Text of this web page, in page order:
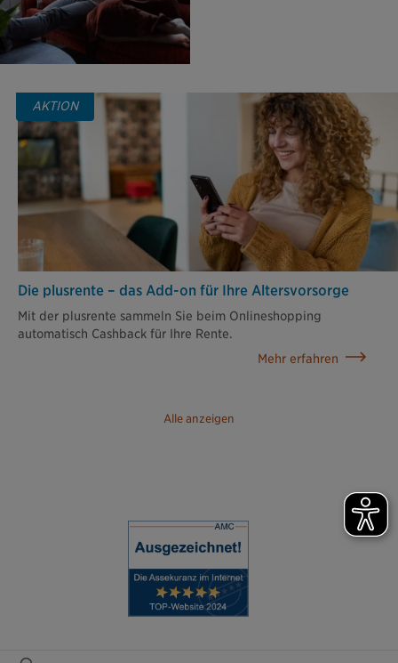
Alle anzeigen
AKTION
Die plusrente – das Add-on für Ihre Altersvorsorge
Mit der plusrente sammeln Sie beim Onlineshopping
automatisch Cashback für Ihre Rente.
Mehr erfahren